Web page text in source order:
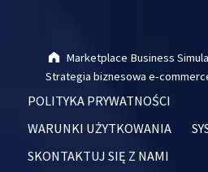
Marketplace Business
Strategia biznesowa e-
POLITYKA PRYWATNOŚCI
WARUNKI UŻYTKOWANIA
SKONTAKTUJ SIĘ Z NAMI